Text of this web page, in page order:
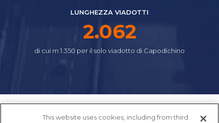
LUNGHEZZA VIADOTTI
2.310
di cui m 1.350 per il solo viadotto di Capodichino
This website uses cookies, including from third